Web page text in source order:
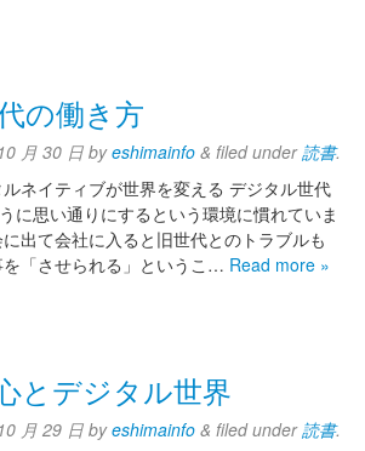
の働き方
月 30 日byeshimainfo & filed under読書.
ネイティブが世界を変える デジタル世代
に思い通りにするという環境に慣れていま
出て会社に入ると旧世代とのトラブルも
「させられる」というこ… Read more »
とデジタル世界
月 29 日byeshimainfo & filed under読書.